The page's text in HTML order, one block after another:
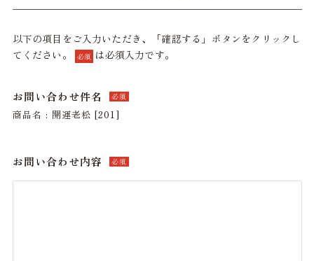
以下の項目をご入力いただき、「確認する」ボタンをクリックし
てください。
必須 は必須入力です。
お問い合わせ件名 必須
商品名 : 開運老松 [201]
お問い合わせ内容 必須